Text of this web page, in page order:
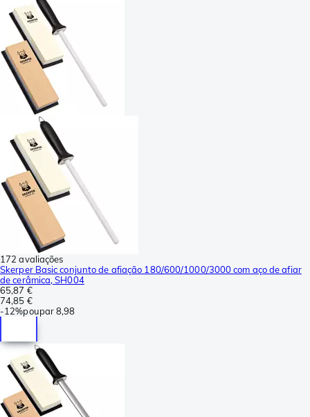
172 avaliações
Skerper Basic conjunto de afiação 180/600/1000/3000 com aço de afiar
de cerâmica, SH004
65,87 €
74,85 €
-12%poupar8,98